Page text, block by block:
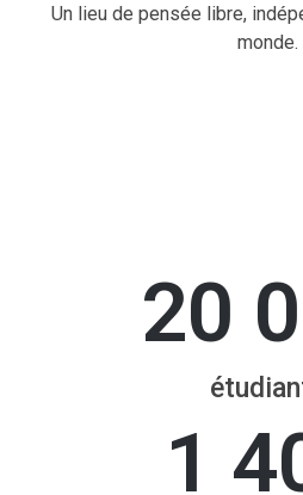
Un lieu de pensée libre,
monde.
20
1